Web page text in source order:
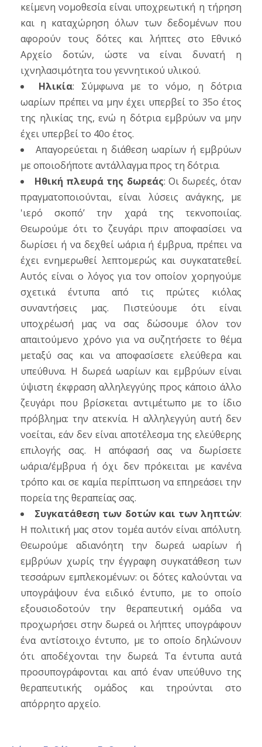
κείμενη νομοθεσία είναι υποχρεωτική η τήρηση
και η καταχώρηση όλων των δεδομένων που
αφορούν τους δότες και λήπτες στο Εθνικό
Αρχείο δοτών, ώστε να είναι δυνατή η
ιχνηλασιμότητα του γεννητικού υλικού.
Ηλικία: Σύμφωνα με το νόμο, η δότρια
ωαρίων πρέπει να μην έχει υπερβεί το 35ο έτος
της ηλικίας της, ενώ η δότρια εμβρύων να μην
έχει υπερβεί το 40ο έτος.
Απαγορεύεται η διάθεση ωαρίων ή εμβρύων
με οποιοδήποτε αντάλλαγμα προς τη δότρια.
Ηθική πλευρά της δωρεάς: Οι δωρεές, όταν
πραγματοποιούνται, είναι λύσεις ανάγκης, με
'ιερό σκοπό’ την χαρά της τεκνοποιίας.
Θεωρούμε ότι το ζευγάρι πριν αποφασίσει να
δωρίσει ή να δεχθεί ωάρια ή έμβρυα, πρέπει να
έχει ενημερωθεί λεπτομερώς και συγκατατεθεί.
Αυτός είναι ο λόγος για τον οποίον χορηγούμε
σχετικά έντυπα από τις πρώτες κιόλας
συναντήσεις μας. Πιστεύουμε ότι είναι
υποχρέωσή μας να σας δώσουμε όλον τον
απαιτούμενο χρόνο για να συζητήσετε το θέμα
μεταξύ σας και να αποφασίσετε ελεύθερα και
υπεύθυνα. Η δωρεά ωαρίων και εμβρύων είναι
ύψιστη έκφραση αλληλεγγύης προς κάποιο άλλο
ζευγάρι που βρίσκεται αντιμέτωπο με το ίδιο
πρόβλημα: την ατεκνία. Η αλληλεγγύη αυτή δεν
νοείται, εάν δεν είναι αποτέλεσμα της ελεύθερης
επιλογής σας. Η απόφασή σας να δωρίσετε
ωάρια/έμβρυα ή όχι δεν πρόκειται με κανένα
τρόπο και σε καμία περίπτωση να επηρεάσει την
πορεία της θεραπείας σας.
Συγκατάθεση των δοτών και των ληπτών:
Η πολιτική μας στον τομέα αυτόν είναι απόλυτη.
Θεωρούμε αδιανόητη την δωρεά ωαρίων ή
εμβρύων χωρίς την έγγραφη συγκατάθεση των
τεσσάρων εμπλεκομένων: οι δότες καλούνται να
υπογράψουν ένα ειδικό έντυπο, με το οποίο
εξουσιοδοτούν την θεραπευτική ομάδα να
προχωρήσει στην δωρεά οι λήπτες υπογράφουν
ένα αντίστοιχο έντυπο, με το οποίο δηλώνουν
ότι αποδέχονται την δωρεά. Τα έντυπα αυτά
προσυπογράφονται και από έναν υπεύθυνο της
θεραπευτικής ομάδος και τηρούνται στο
απόρρητο αρχείο.